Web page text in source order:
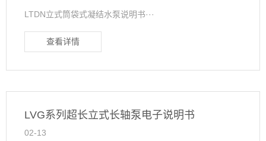
LTDN立式筒袋式凝结水泵说明书···
查看详情
LVG系列超长立式长轴泵电子说明书
02-13